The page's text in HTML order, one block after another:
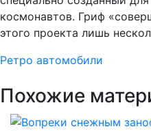
космонавтов. Гриф
этого проекта лишь
Ретро автомобили
Похожие